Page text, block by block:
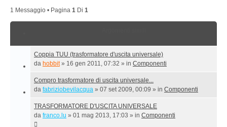
1 Messaggio • Pagina 1 Di 1
Coppia TUU (trasformatore d'uscita universale)
da hobbit» 16 gen 2011, 07:32 » in Componenti
Compro trasformatore di uscita universale...
da fabriziobevilacqua » 07 set 2009, 00:09 » in Componenti
TRASFORMATORE D'USCITA UNIVERSALE
da franco.lu » 01 mag 2013, 17:03 » in Componenti